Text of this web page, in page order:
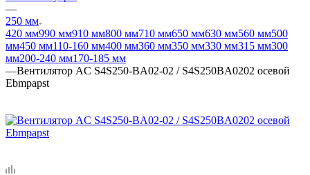
—
250 мм
420 мм990 мм910 мм800 мм710 мм650 мм630 мм560 мм500
мм450 мм110-160 мм400 мм360 мм350 мм330 мм315 мм300
мм200-240 мм170-185 мм
—Вентилятор AC S4S250-BA02-02 / S4S250BA0202 осевой
Ebmpapst